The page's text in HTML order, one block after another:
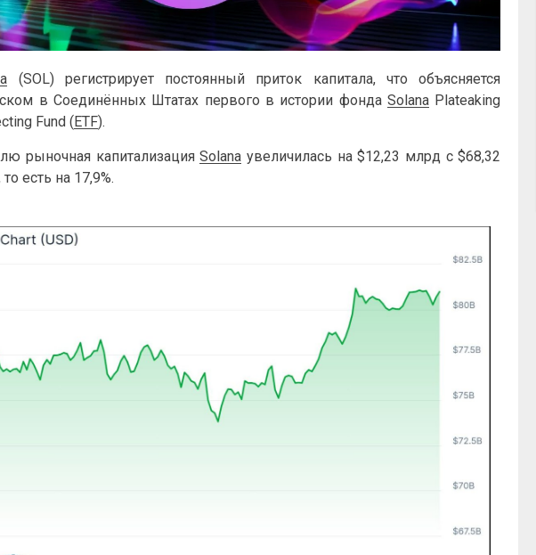
(SOL) регистрирует постоянный приток капитала, что объясняется
в Соединённых Штатах первого в истории фонда SolanaPlateaking
Fund (ETF).
рыночная капитализацияSolana увеличилась на $12,23 млрд с $68,32
есть на 17,9%.